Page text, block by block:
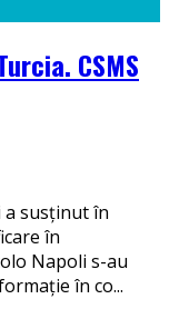
CSMS
a susținut în
în
Napoli s-au
în co...